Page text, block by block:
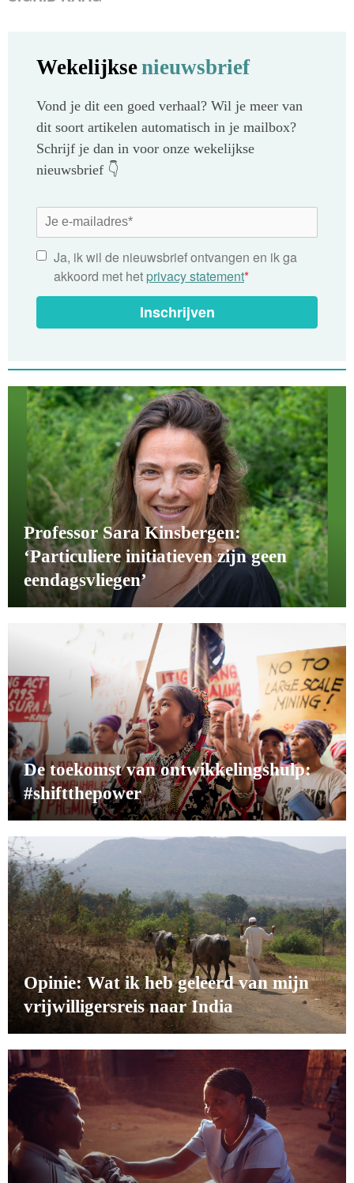
Wekelijksenieuwsbrief
Vond je dit een goed verhaal? Wil je meer van
dit soort artikelen automatisch in je mailbox?
Schrijf je dan in voor onze wekelijkse
nieuwsbrief 👇
Ja, ik wil de nieuwsbrief ontvangen en ik ga
akkoord met het privacy statement*
Inschrijven
Professor Sara Kinsbergen:
‘Particuliere initiatieven zijn geen
eendagsvliegen’
De toekomst van ontwikkelingshulp:
#shiftthepower
Opinie: Wat ik heb geleerd van mijn
vrijwilligersreis naar India